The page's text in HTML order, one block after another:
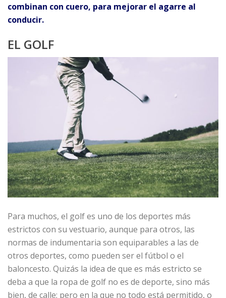
combinan con cuero, para mejorar el agarre al
conducir.
EL GOLF
Para muchos, el golf es uno de los deportes más
estrictos con su vestuario, aunque para otros, las
normas de indumentaria son equiparables a las de
otros deportes, como pueden ser el fútbol o el
baloncesto. Quizás la idea de que es más estricto se
deba a que la ropa de golf no es de deporte, sino más
bien, de calle; pero en la que no todo está permitido, o